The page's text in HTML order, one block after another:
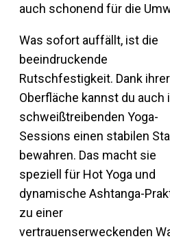
auch schonend für die
Was sofort auffällt, ist die
beeindruckende
Rutschfestigkeit. Dank ihrer
Oberfläche kannst du auch
schweißtreibenden Yoga-
Sessions einen stabilen
bewahren. Das macht sie
speziell für Hot Yoga und
dynamische Ashtanga-
zu einer
vertrauenserweckenden